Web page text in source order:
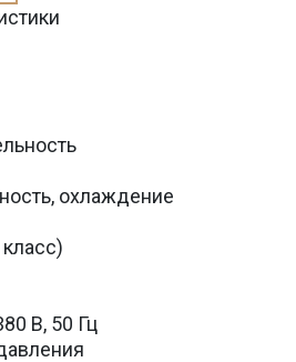
охлаждение
В, 50 Гц